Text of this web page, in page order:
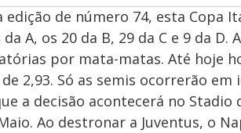
edição de número 74, esta Copa
da A, os 20 da B, 29 da C e 9 da
por mata-matas. Até hoje
2,93. Só as semis ocorrerão
a decisão acontecerá no
Ao destronar a Juventus, o